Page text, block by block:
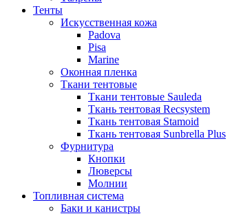
Тенты
Искусственная кожа
Padova
Pisa
Marine
Оконная пленка
Ткани тентовые
Ткани тентовые Sauleda
Ткань тентовая Recsystem
Ткань тентовая Stamoid
Ткань тентовая Sunbrella Plus
Фурнитура
Кнопки
Люверсы
Молнии
Топливная система
Баки и канистры